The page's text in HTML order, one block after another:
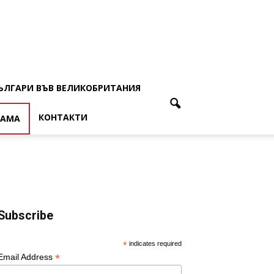
ВЪВ ВЕЛИКОБРИТАНИЯ
КОНТАКТИ
* indicates required
Address *